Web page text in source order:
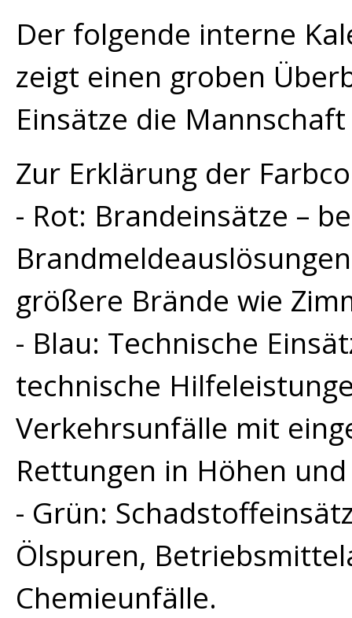
Der folgende interne
zeigt einen groben
Einsätze die
Zur Erklärung der
- Rot: Brandeinsätze –
größere Brände wie
- Blau: Technische
technische
Verkehrsunfälle mit
Rettungen in Höhen
- Grün:
Ölspuren,
Chemieunfälle.